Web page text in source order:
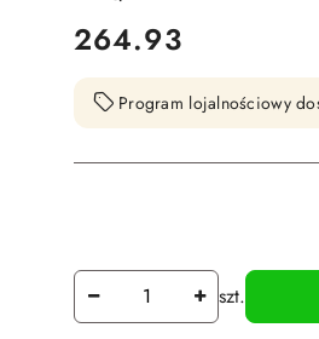
cena:
264.93
Program lojalnościowy
Ilość szt.